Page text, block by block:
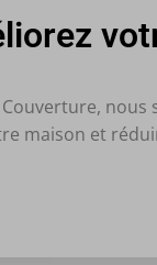
Couverture,
maison et